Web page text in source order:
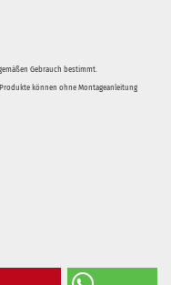
Gebrauch bestimmt.
können ohne Montageanleitung